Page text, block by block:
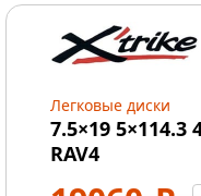
Легковые диски
7.5×19 5×114.3
RAV4